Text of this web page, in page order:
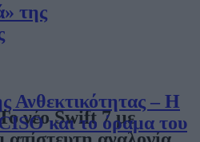
της
Ανθεκτικότητας – Η
και το όραμα του
νέο Swift 7 με